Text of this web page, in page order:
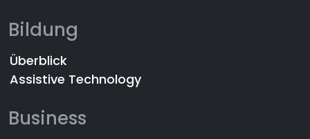
Bildung
Überblick
Assistive Technology
Business